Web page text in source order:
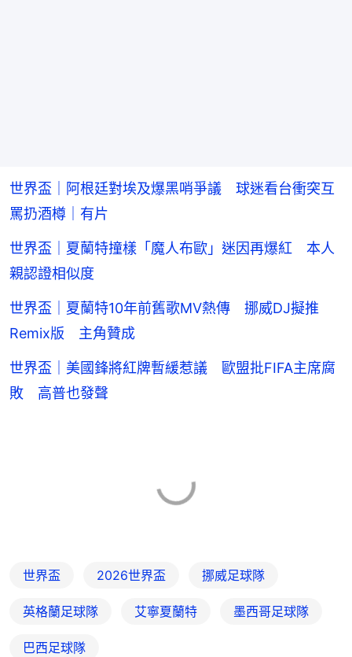
世界盃｜阿根廷對埃及爆黑哨爭議 球迷看台衝突互
罵扔酒樽｜有片
世界盃｜夏蘭特撞樣「魔人布歐」迷因再爆紅 本人
親認證相似度
世界盃｜夏蘭特10年前舊歌MV熱傳 挪威DJ擬推
Remix版 主角贊成
世界盃｜美國鋒將紅牌暫緩惹議 歐盟批FIFA主席腐
敗 高普也發聲
世界盃 2026世界盃 挪威足球隊
英格蘭足球隊 艾寧夏蘭特 墨西哥足球隊
巴西足球隊